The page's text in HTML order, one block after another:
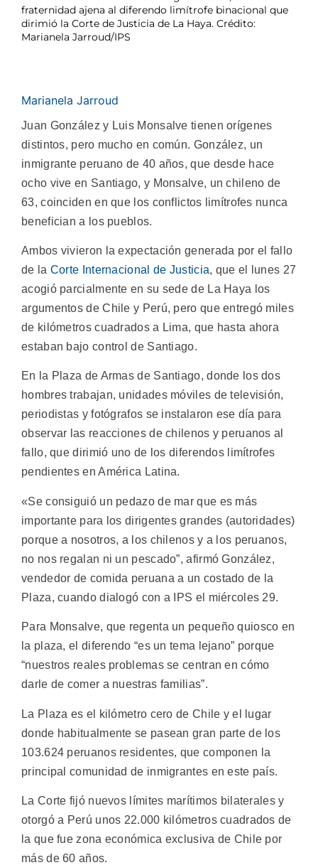
fraternidad ajena al diferendo limítrofe binacional que
dirimió la Corte de Justicia de La Haya. Crédito:
Marianela Jarroud/IPS
Marianela Jarroud
Juan González y Luis Monsalve tienen orígenes
distintos, pero mucho en común. González, un
inmigrante peruano de 40 años, que desde hace
ocho vive en Santiago, y Monsalve, un chileno de
63, coinciden en que los conflictos limítrofes nunca
benefician a los pueblos.
Ambos vivieron la expectación generada por el fallo
de la Corte Internacional de Justicia, que el lunes 27
acogió parcialmente en su sede de La Haya los
argumentos de Chile y Perú, pero que entregó miles
de kilómetros cuadrados a Lima, que hasta ahora
estaban bajo control de Santiago.
En la Plaza de Armas de Santiago, donde los dos
hombres trabajan, unidades móviles de televisión,
periodistas y fotógrafos se instalaron ese día para
observar las reacciones de chilenos y peruanos al
fallo, que dirimió uno de los diferendos limítrofes
pendientes en América Latina.
«Se consiguió un pedazo de mar que es más
importante para los dirigentes grandes (autoridades)
porque a nosotros, a los chilenos y a los peruanos,
no nos regalan ni un pescado”, afirmó González,
vendedor de comida peruana a un costado de la
Plaza, cuando dialogó con a IPS el miércoles 29.
Para Monsalve, que regenta un pequeño quiosco en
la plaza, el diferendo “es un tema lejano” porque
“nuestros reales problemas se centran en cómo
darle de comer a nuestras familias”.
La Plaza es el kilómetro cero de Chile y el lugar
donde habitualmente se pasean gran parte de los
103.624 peruanos residentes, que componen la
principal comunidad de inmigrantes en este país.
La Corte fijó nuevos límites marítimos bilaterales y
otorgó a Perú unos 22.000 kilómetros cuadrados de
la que fue zona económica exclusiva de Chile por
más de 60 años.